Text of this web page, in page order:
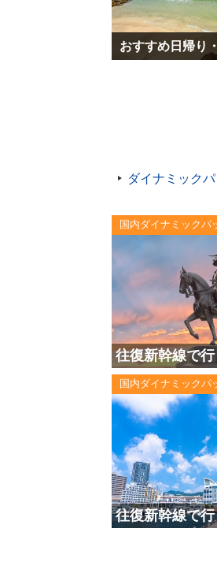
おすすめ日帰り
ダイナミック
国内ダイナミックパ
往復新幹線で
国内ダイナミックパ
往復新幹線で